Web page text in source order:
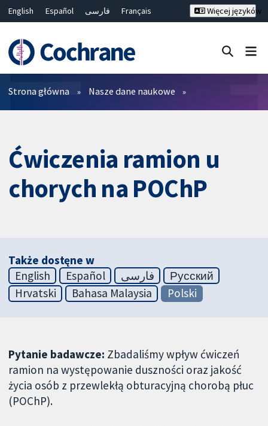
English Español فارسی
Français
Bahasa Malaysia
ไทย
繁體中文
简体中文
Więcej języków
Filtry
Strona główna Nasze dane naukowe
Ćwiczenia ramion u
chorych na POChP
Także dostęne w
English
Español فارسی
Русский
Hrvatski
Bahasa Malaysia Polski
Pytanie badawcze: Zbadaliśmy wpływ ćwiczeń
ramion na występowanie duszności oraz jakość
życia osób z przewlekłą obturacyjną chorobą płuc
(POChP).